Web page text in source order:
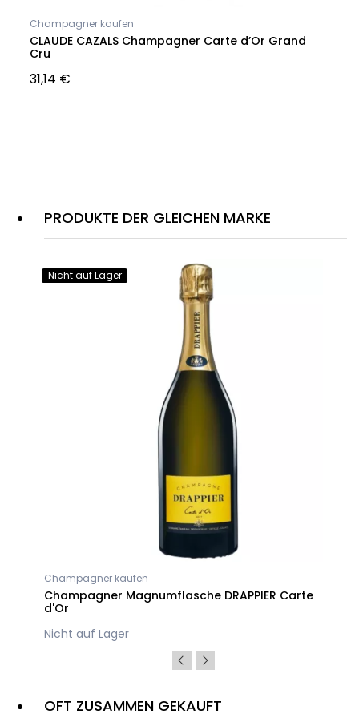
Champagner kaufen
CLAUDE CAZALS Champagner Carte d’Or Grand
Cru
31,14 €
PRODUKTE DER GLEICHEN MARKE
Nicht auf Lager
Champagner kaufen
Champagner Magnumflasche DRAPPIER Carte
d'Or
Nicht auf Lager
OFT ZUSAMMEN GEKAUFT